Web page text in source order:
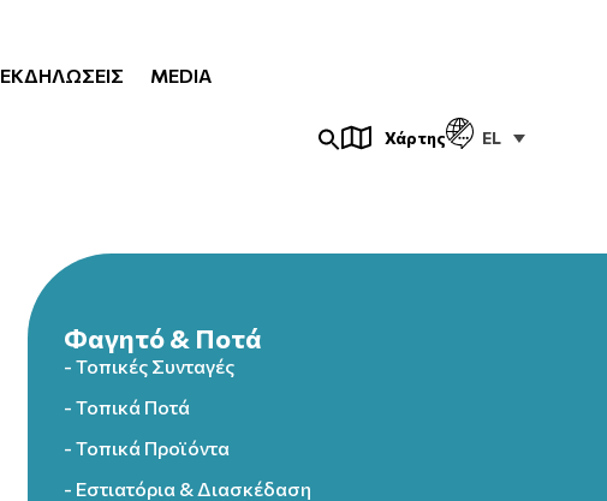
ΕΚΔΗΛΏΣΕΙΣ MEDIA
Χάρτης EL
Φαγητό & Ποτά
- Τοπικές Συνταγές
- Τοπικά Ποτά
- Τοπικά Προϊόντα
- Εστιατόρια & Διασκέδαση